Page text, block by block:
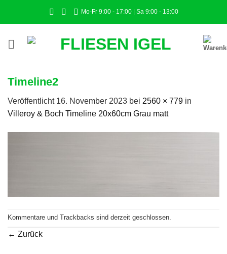
Mo-Fr 9:00 - 17:00 | Sa 9:00 - 13:00
Timeline2
Veröffentlicht 16. November 2023 bei 2560 × 779 in
Villeroy & Boch Timeline 20x60cm Grau matt
Kommentare und Trackbacks sind derzeit geschlossen.
← Zurück